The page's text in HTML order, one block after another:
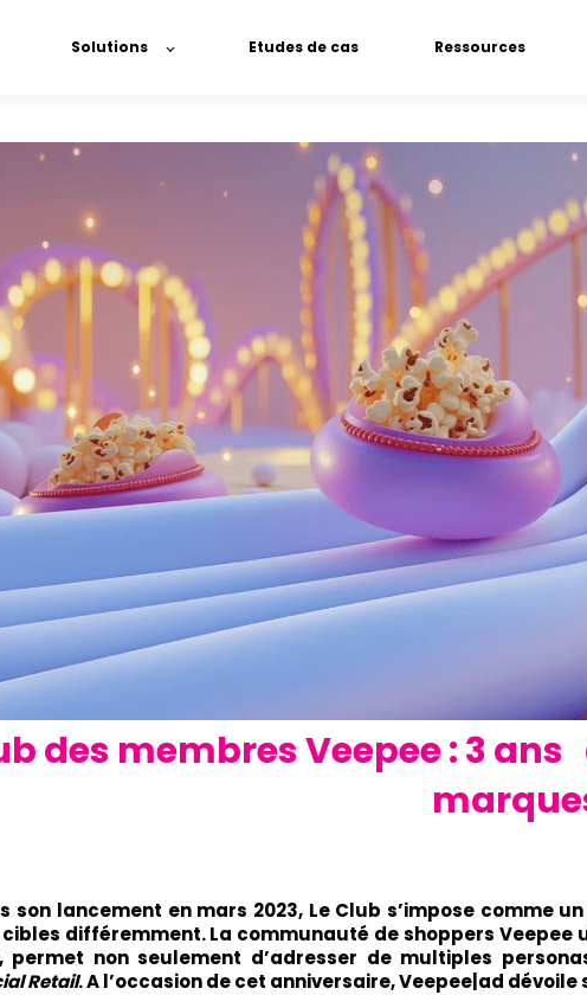
Solutions Etudes de cas Ressources
des membres Veepee : 3
son lancement en mars 2023, Le Club s’impose comme
différemment. La communauté de shoppers
permet non seulement d’adresser de multiples
Retail. A l’occasion de cet anniversaire, Veepee|ad